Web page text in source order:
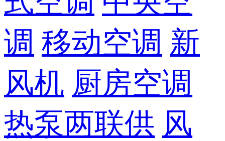
调 移动空调 新
风机 厨房空调
热泵两联供 风